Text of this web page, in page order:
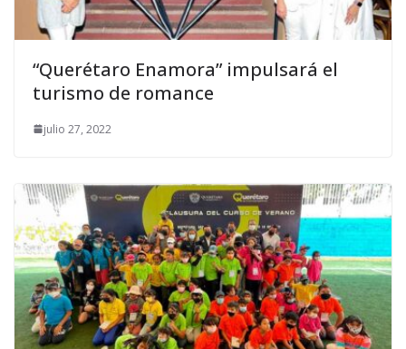
“Querétaro Enamora” impulsará el
turismo de romance
julio 27, 2022